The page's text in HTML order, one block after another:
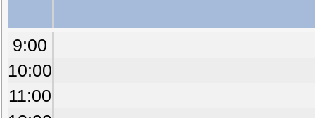
9:00
10:00
11:00